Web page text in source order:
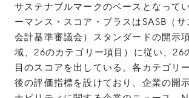
サステナブルマークのベースとなって
ーマンス・スコア・プラスはSASB（サ
会計基準審議会）スタンダードの開示
域、26のカテゴリー項目）に従い、26
目のスコアを出している。各カテゴリ
後の評価指標を設けており、企業の開